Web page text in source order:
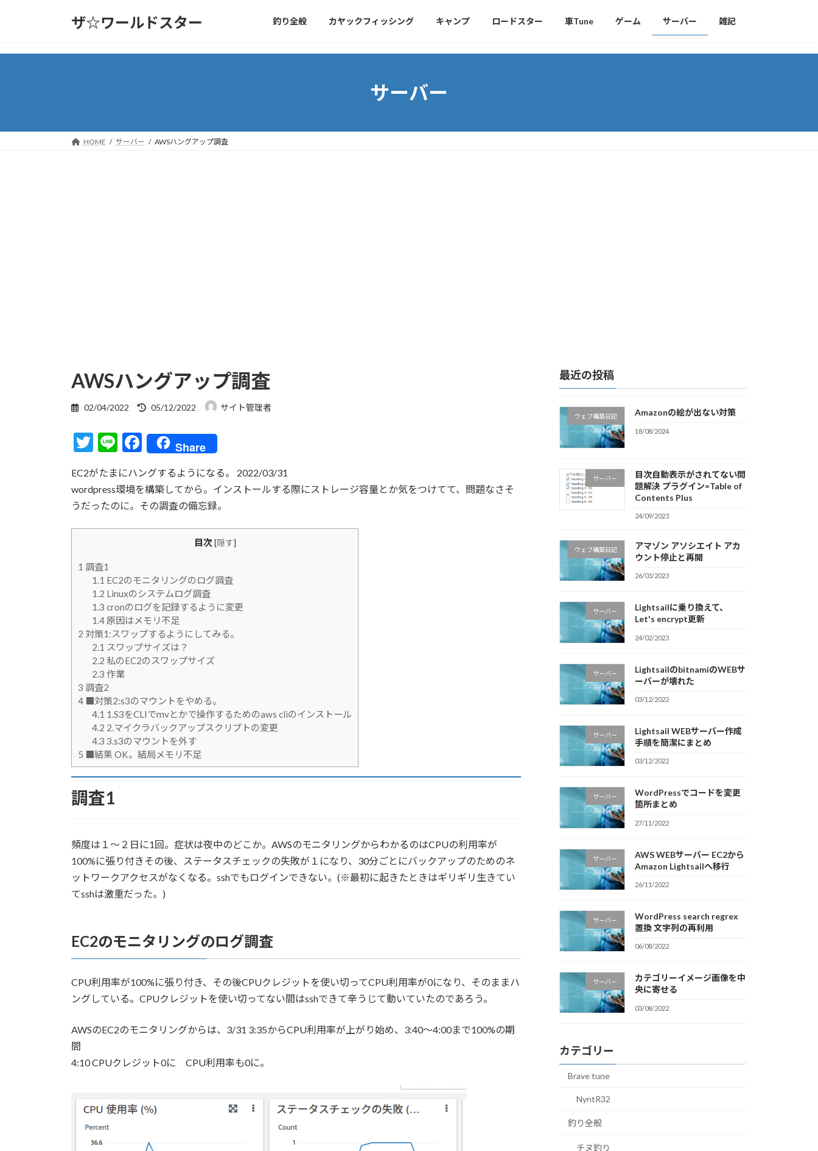
ン
ー
ザ☆ワールドスター 釣り全般 カヤックフィッシング キャンプ ロードスター 車Tune ゲーム サーバー 雑記
サーバー
HOME サーバー AWSハングアップ調査
AWSハングアップ調査
02/04/2022
最
新
日
時
:
05/12/2022 サイト管理者
T
w
itt
er
Li
e
F
ac
e
b
Share
EC2がたまにハングするようになる。 2022/03/31
wordpress環境を構築してから。インストールする際にストレージ容量とか気をつけてて、問題なさそ
うだったのに。その調査の備忘録。
目次 [隠す]
1 調査1
1.1 EC2のモニタリングのログ調査
1.2 Linuxのシステムログ調査
1.3 cronのログを記録するように変更
1.4原因はメモリ不足
2 対策1:スワップするようにしてみる。
2.1 スワップサイズは？
2.2 私のEC2のスワップサイズ
2.3 作業
3 調査2
4 ■対策2:s3のマウントをやめる。
4.1 1.S3をCLIでmvとかで操作するためのaws cliのインストール
4.2 2.マイクラバックアップスクリプトの変更
4.3 3.s3のマウントを外す
5 ■結果 OK。結局メモリ不足
調査1
頻度は１～２日に1回。症状は夜中のどこか。AWSのモニタリングからわかるのはCPUの利用率が
100%に張り付きその後、ステータスチェックの失敗が１になり、30分ごとにバックアップのためのネ
ットワークアクセスがなくなる。sshでもログインできない。(※最初に起きたときはギリギリ生きてい
てsshは激重だった。)
EC2のモニタリングのログ調査
CPU利用率が100%に張り付き、その後CPUクレジットを使い切ってCPU利用率が0になり、そのままハ
ングしている。CPUクレジットを使い切ってない間はsshできて辛うじて動いていたのであろう。
AWSのEC2のモニタリングからは、3/31 3:35からCPU利用率が上がり始め、3:40～4:00まで100%の期
間
4:10 CPUクレジット0に CPU利用率も0に。
最近の投稿
ウェブ構築日記 Amazonの絵が出ない対策
18/08/2024
サーバー
目次自動表示がされてない問
題解決 プラグイン=Table of
Contents Plus
24/09/2023
ウェブ構築日記
アマゾン アソシエイト アカ
ウント停止と再開
26/03/2023
サーバー
Lightsailに乗り換えて、
Let's encrypt更新
24/02/2023
サーバー
LightsailのbitnamiのWEBサ
ーバーが壊れた
03/12/2022
サーバー
Lightsail WEBサーバー作成
手順を簡潔にまとめ
03/12/2022
サーバー
WordPressでコードを変更
箇所まとめ
27/11/2022
サーバー
AWS WEBサーバー EC2から
Amazon Lightsailへ移行
26/11/2022
サーバー
WordPress search regrex
置換 文字列の再利用
06/08/2022
サーバー
カテゴリーイメージ画像を中
央に寄せる
03/08/2022
カテゴリー
Brave tune
NyntR32
釣り全般
チヌ釣り